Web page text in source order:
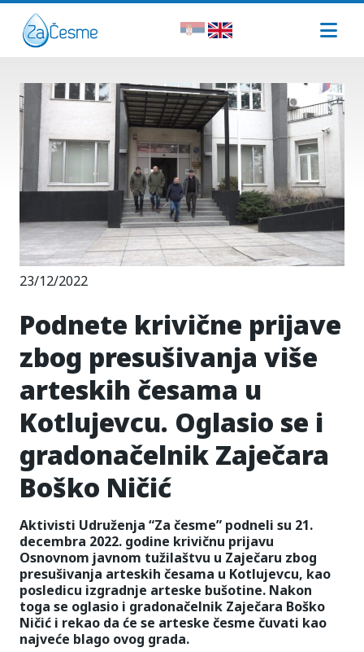
23/12/2022
Podnete krivične prijave
zbog presušivanja više
arteskih česama u
Kotlujevcu. Oglasio se i
gradonačelnik Zaječara
Boško Ničić
Aktivisti Udruženja “Za česme” podneli su 21.
decembra 2022. godine krivičnu prijavu
Osnovnom javnom tužilaštvu u Zaječaru zbog
presušivanja arteskih česama u Kotlujevcu, kao
posledicu izgradnje arteske bušotine. Nakon
toga se oglasio i gradonačelnik Zaječara Boško
Ničić i rekao da će se arteske česme čuvati kao
najveće blago ovog grada.